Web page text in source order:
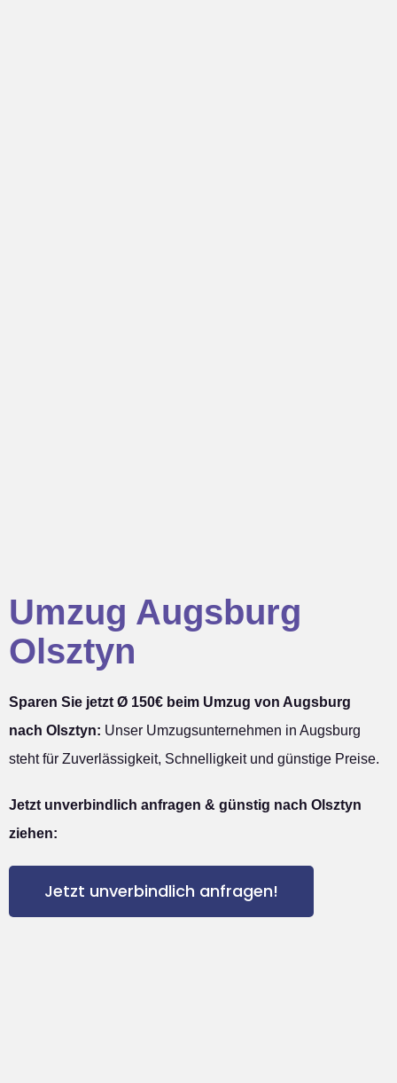
Umzug Augsburg
Olsztyn
Sparen Sie jetzt Ø 150€ beim Umzug von Augsburg
nach Olsztyn: Unser Umzugsunternehmen in Augsburg
steht für Zuverlässigkeit, Schnelligkeit und günstige Preise.
Jetzt unverbindlich anfragen & günstig nach Olsztyn
ziehen:
Jetzt unverbindlich anfragen!